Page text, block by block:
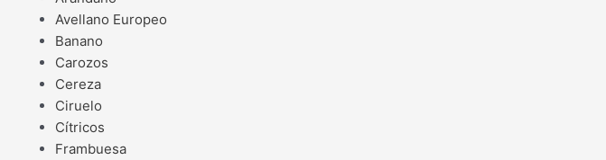
Avellano Europeo
Banano
Carozos
Cereza
Ciruelo
Cítricos
Frambuesa